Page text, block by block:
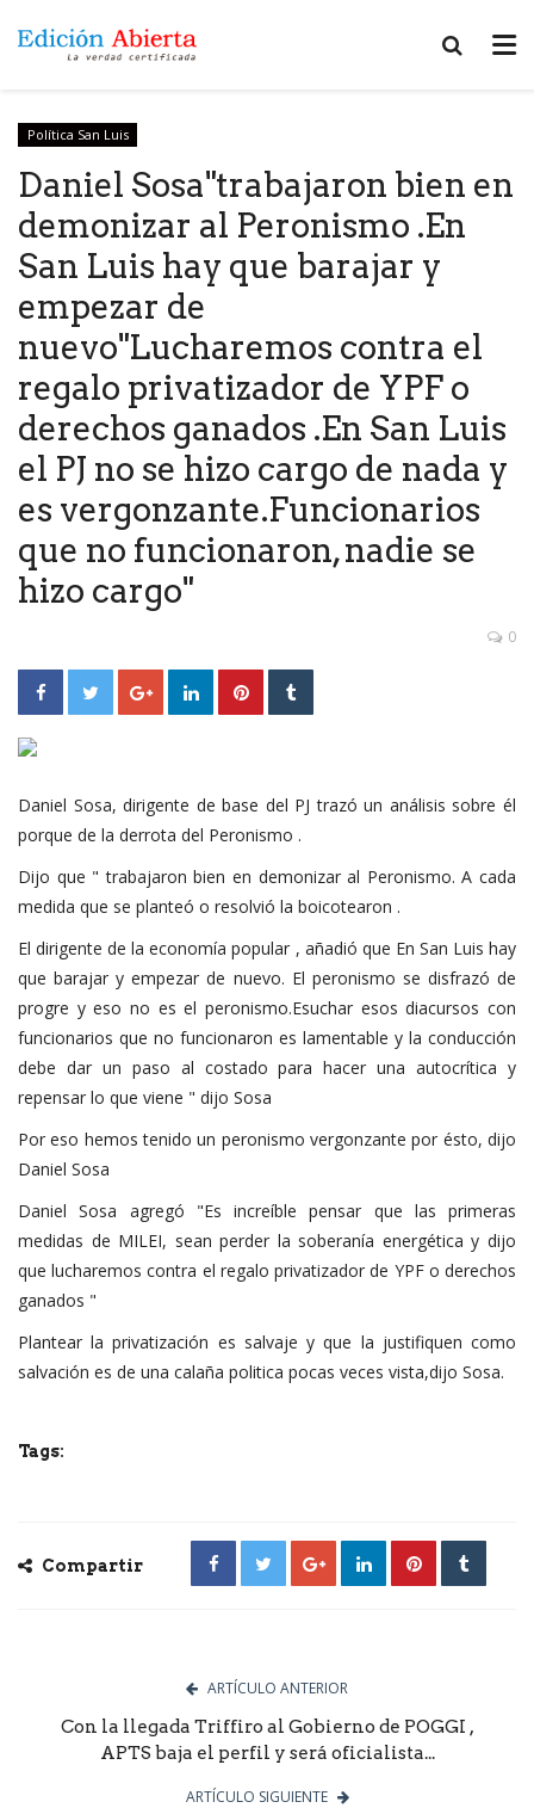
Política San Luis
Daniel Sosa"trabajaron bien en
demonizar al Peronismo .En
San Luis hay que barajar y
empezar de
nuevo"Lucharemos contra el
regalo privatizador de YPF o
derechos ganados .En San Luis
el PJ no se hizo cargo de nada y
es vergonzante.Funcionarios
que no funcionaron, nadie se
hizo cargo"
0
Daniel Sosa, dirigente de base del PJ trazó un análisis sobre él
porque de la derrota del Peronismo .
Dijo que " trabajaron bien en demonizar al Peronismo. A cada
medida que se planteó o resolvió la boicotearon .
El dirigente de la economía popular , añadió que En San Luis hay
que barajar y empezar de nuevo. El peronismo se disfrazó de
progre y eso no es el peronismo.Esuchar esos diacursos con
funcionarios que no funcionaron es lamentable y la conducción
debe dar un paso al costado para hacer una autocrítica y
repensar lo que viene " dijo Sosa
Por eso hemos tenido un peronismo vergonzante por ésto, dijo
Daniel Sosa
Daniel Sosa agregó "Es increíble pensar que las primeras
medidas de MILEI, sean perder la soberanía energética y dijo
que lucharemos contra el regalo privatizador de YPF o derechos
ganados "
Plantear la privatización es salvaje y que la justifiquen como
salvación es de una calaña politica pocas veces vista,dijo Sosa.
Tags:
Compartir
ARTÍCULO ANTERIOR
Con la llegada Triffiro al Gobierno de POGGI ,
APTS baja el perfil y será oficialista...
ARTÍCULO SIGUIENTE